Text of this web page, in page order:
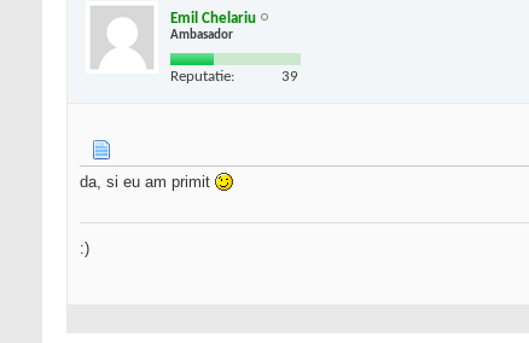
Emil Chelariu
Ambasador
Reputatie: 39
da, si eu am primit
:)